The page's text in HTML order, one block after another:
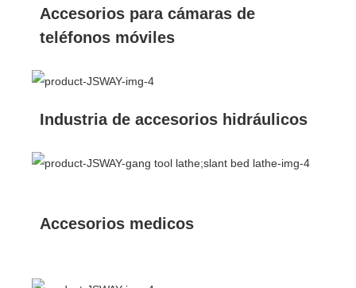
Accesorios para cámaras de
teléfonos móviles
Industria de accesorios hidráulicos
Accesorios medicos